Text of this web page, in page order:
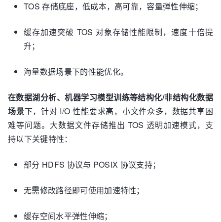
TOS 存储底座，低成本，高可靠，容量弹性伸缩；
缓存加速突破 TOS 对象存储性能限制，速度十倍提
升；
海量数据场景下的性能优化。
在数据湖分析、机器学习模型训练等结构化/非结构化数据
场景下，针对 I/O 性能要求高，小文件众多，数据共享困
难等问题。大数据文件存储推出 TOS 透明加速模式，支
持以下关键特性：
部分 HDFS 协议与 POSIX 协议支持；
无需修改路径即可使用加速特性；
缓存空间水平弹性伸缩；